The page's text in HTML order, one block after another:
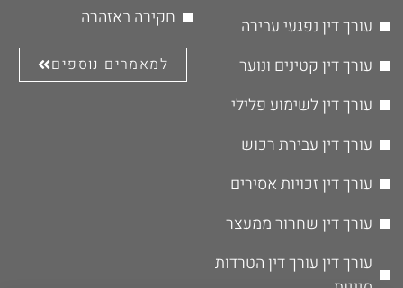
עורך דין נפגעי עבירה
עורך דין קטינים ונוער
עורך דין לשימוע פלילי
עורך דין עבירת רכוש
עורך דין זכויות אסירים
עורך דין שחרור ממעצר
עורך דין עורך דין הטרדות
חקירה באזהרה
למאמרים נוספים